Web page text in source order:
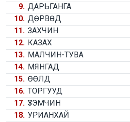
9. ДАРЬГАНГА
10. ДӨРВӨД
11. ЗАХЧИН
12. КАЗАХ
13. МАЛЧИН-ТУВА
14. МЯНГАД
15. ӨӨЛД
16. ТОРГУУД
17. ҮЗЭМЧИН
18. УРИАНХАЙ